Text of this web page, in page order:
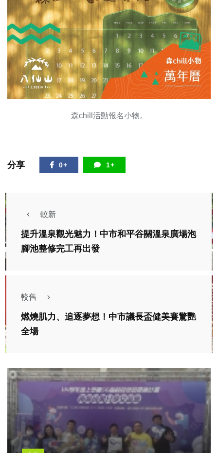
森chill活動報名小物。
分享 0+ 1+
較新
提升溫泉觀光魅力！中市和平谷關溫泉廣場泡
腳池整修完工再出發
較舊
燃燒肌力、追逐夢想！中市議長盃健美賽驚艷
全場